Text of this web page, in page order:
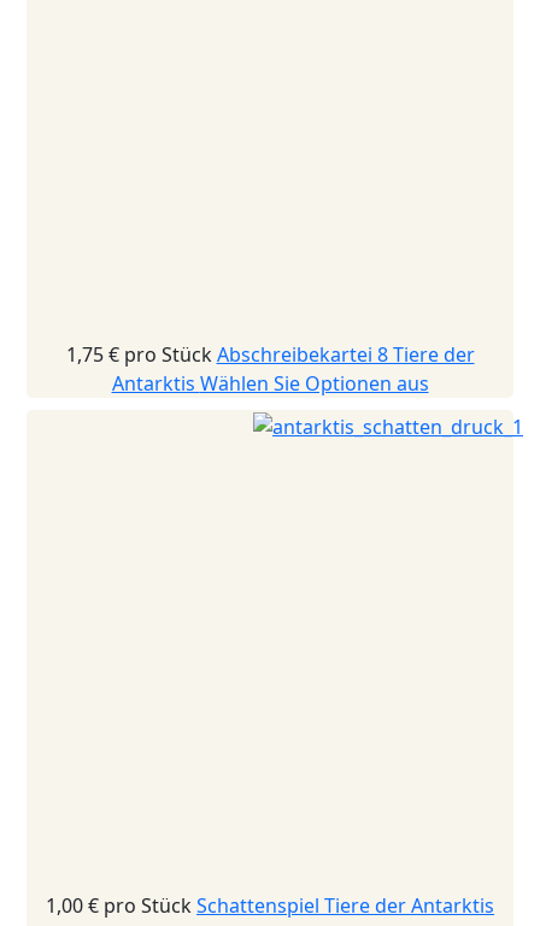
1,75 € pro Stück Abschreibekartei 8 Tiere der
Antarktis Wählen Sie Optionen aus
1,00 € pro StückSchattenspiel Tiere der Antarktis